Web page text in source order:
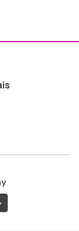
ao